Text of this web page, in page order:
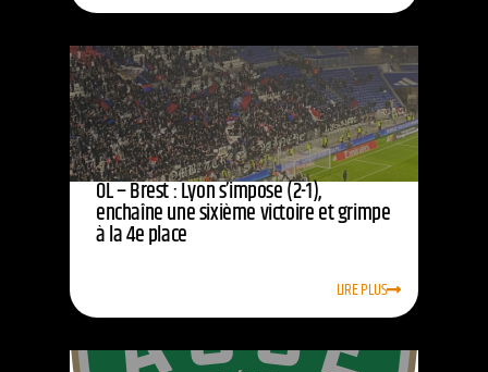
OL – Brest : Lyon s’impose (2-1),
enchaîne une sixième victoire et grimpe
à la 4e place
LIRE PLUS